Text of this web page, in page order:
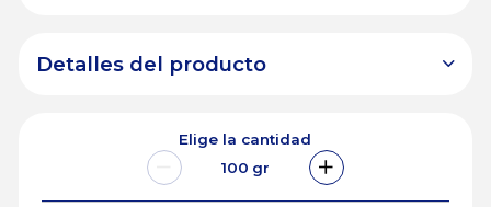
Detalles del producto
Elige la cantidad
100 gr